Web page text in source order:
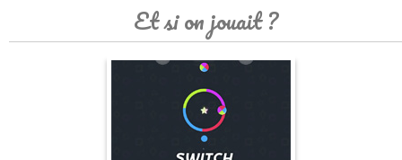
Et si on jouait ?